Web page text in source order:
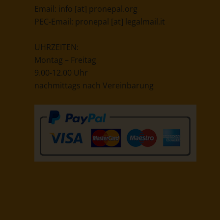
Email: info [at] pronepal.org
PEC-Email: pronepal [at] legalmail.it
UHRZEITEN:
Montag – Freitag
9.00-12.00 Uhr
nachmittags nach Vereinbarung